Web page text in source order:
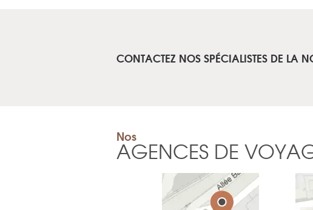
CONTACTEZ NOS SPÉCIALISTES DE LA
Nos
AGENCES DE